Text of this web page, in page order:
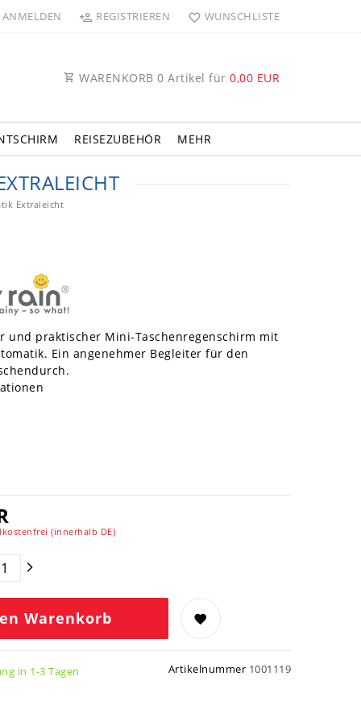
ANMELDEN REGISTRIEREN WUNSCHLISTE
WARENKORB 0 Artikel für 0,00 EUR
REISEZUBEHÖR MEHR
Extraleicht
und praktischer Mini-Taschenregenschirm mit
Ein angenehmer Begleiter für den
(innerhalb DE)
Warenkorb
in 1-3 Tagen Artikelnummer 1001119